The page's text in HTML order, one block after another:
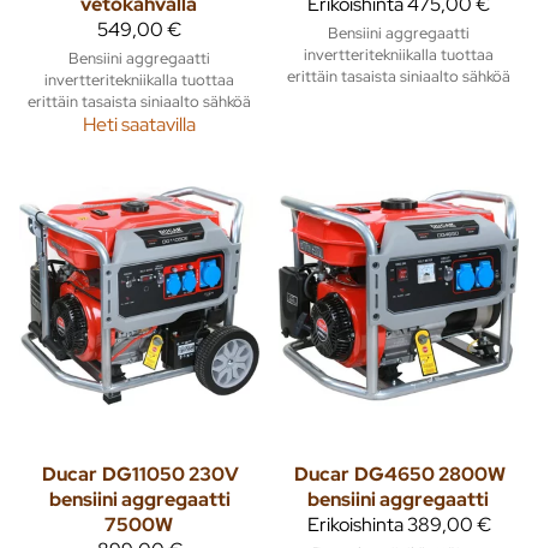
549,00 €
Bensiini aggregaatti
invertteritekniikalla tuottaa
erittäin tasaista siniaalto sähköä
Heti saatavilla
Bensiini aggregaatti
invertteritekniikalla tuottaa
erittäin tasaista siniaalto sähköä
Ducar DG11050 230V
bensiini aggregaatti
7500W
Ducar DG4650 2800W
bensiini aggregaatti
Erikoishinta389,00 €